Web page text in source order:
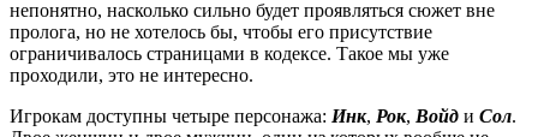
непонятно, насколько сильно будет проявляться сюжет вне
пролога, но не хотелось бы, чтобы его присутствие
ограничивалось страницами в кодексе. Такое мы уже
проходили, это не интересно.
Игрокам доступны четыре персонажа: Инк, Рок, Войд и Сол.